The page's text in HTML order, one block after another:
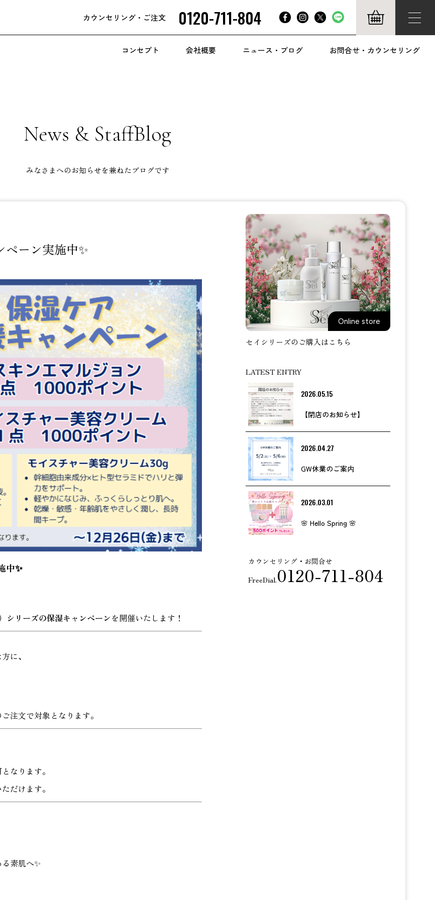
カウンセリング ・ご注文 0120-711-804
コンセプト 会社概要 ニュース・ブログ お問合せ・カウンセリング
News & StaffBlog
みなさまへのお知らせを兼ねたブログです
ーン実施中✨
中✨
シリーズの保湿キャンペーンを開催いたします！
に、
注文で対象となります。
となります。
だけます。
素肌へ✨
Online store
セイシリーズのご購入はこちら
LATEST ENTRY
2026.05.15
【閉店のお知らせ】
2026.04.27
GW休業のご案内
2026.03.01
🌸 Hello Spring 🌸
カウンセリング・お問合せ
FreeDial.0120-711-804